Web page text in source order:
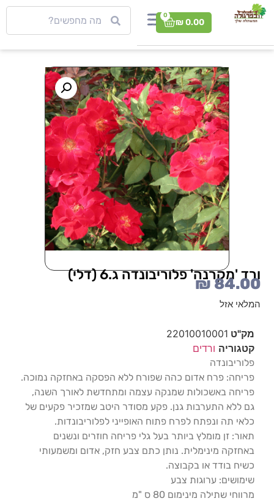
₪0.00
0
ורד 'מקרנה' פלוריבונדה ג.6 (דלי)
₪84.00
המלאי אזל
מק"ט 22010010001
קטגוריה ורדים
פלוריבונדה
פריחה: פרח אדום כהה שפורח ללא הפסקה באחזקה נמוכה.
פריחה באשכולות שמנקה עצמה ומתחדשת לאורך השנה,
גם ללא התערבות גנן. פקע מסודר היטב שמזכיר פקעים של
כלאי תה ונפתח לפרח פתוח האופייני לפלוריבונדות.
תאור: זן מומלץ ביותר בעל גלי פריחה חוזרים ונשנים
באחזקה מינימלית. נותן כתם צבע חזק, אדום ומשמעותי
כשיח בודד או בקבוצה.
שימושים: ערוגות צבע
מרווחי שתילה מינימום 80 ס "מ